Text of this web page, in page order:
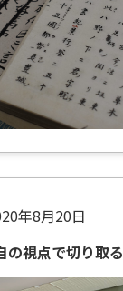
年8月20日
の視点で切り取る